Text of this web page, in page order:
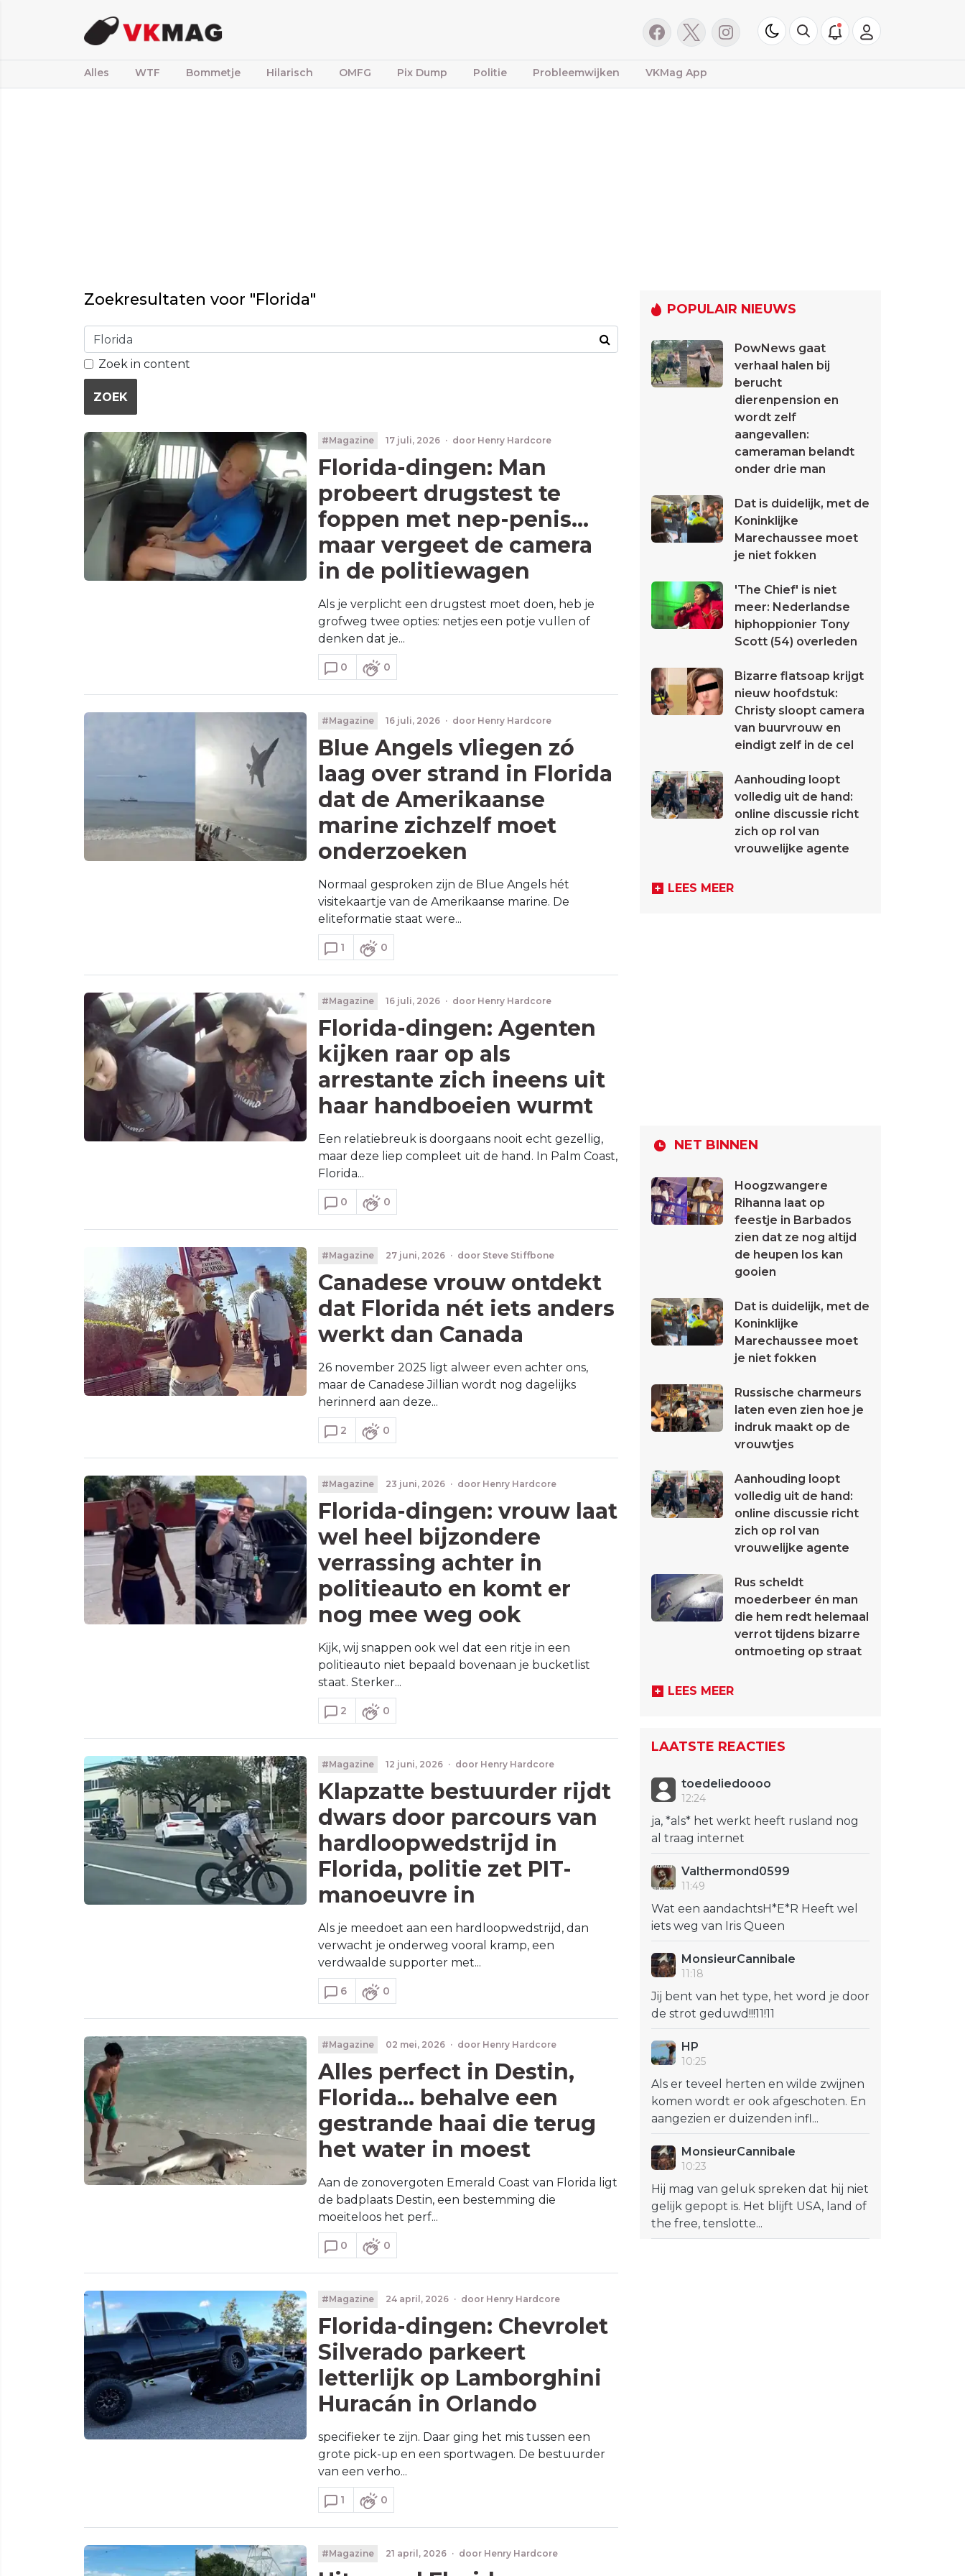
Alles WTF Bommetje Hilarisch OMFG Pix Dump Politie Probleemwijken VKMag App
Zoekresultaten voor "Florida"
Zoek in content
ZOEK
#Magazine 17 juli, 2026 · door Henry Hardcore
Florida-dingen: Man
probeert drugstest te
foppen met nep-penis...
maar vergeet de camera
in de politiewagen
Als je verplicht een drugstest moet doen, heb je
grofweg twee opties: netjes een potje vullen of
denken dat je...
0 0
#Magazine 16 juli, 2026 · door Henry Hardcore
Blue Angels vliegen zó
laag over strand in Florida
dat de Amerikaanse
marine zichzelf moet
onderzoeken
Normaal gesproken zijn de Blue Angels hét
visitekaartje van de Amerikaanse marine. De
eliteformatie staat were...
1 0
#Magazine 16 juli, 2026 · door Henry Hardcore
Florida-dingen: Agenten
kijken raar op als
arrestante zich ineens uit
haar handboeien wurmt
Een relatiebreuk is doorgaans nooit echt gezellig,
maar deze liep compleet uit de hand. In Palm Coast,
Florida...
0 0
#Magazine 27 juni, 2026 · door Steve Stiffbone
Canadese vrouw ontdekt
dat Florida nét iets anders
werkt dan Canada
26 november 2025 ligt alweer even achter ons,
maar de Canadese Jillian wordt nog dagelijks
herinnerd aan deze...
2 0
#Magazine 23 juni, 2026 · door Henry Hardcore
Florida-dingen: vrouw laat
wel heel bijzondere
verrassing achter in
politieauto en komt er
nog mee weg ook
Kijk, wij snappen ook wel dat een ritje in een
politieauto niet bepaald bovenaan je bucketlist
staat. Sterker...
2 0
#Magazine 12 juni, 2026 · door Henry Hardcore
Klapzatte bestuurder rijdt
dwars door parcours van
hardloopwedstrijd in
Florida, politie zet PIT-
manoeuvre in
Als je meedoet aan een hardloopwedstrijd, dan
verwacht je onderweg vooral kramp, een
verdwaalde supporter met...
6 0
#Magazine 02 mei, 2026 · door Henry Hardcore
Alles perfect in Destin,
Florida... behalve een
gestrande haai die terug
het water in moest
Aan de zonovergoten Emerald Coast van Florida ligt
de badplaats Destin, een bestemming die
moeiteloos het perf...
0 0
#Magazine 24 april, 2026 · door Henry Hardcore
Florida-dingen: Chevrolet
Silverado parkeert
letterlijk op Lamborghini
Huracán in Orlando
specifieker te zijn. Daar ging het mis tussen een
grote pick-up en een sportwagen. De bestuurder
van een verho...
1 0
#Magazine 21 april, 2026 · door Henry Hardcore
POPULAIR NIEUWS
PowNews gaat
verhaal halen bij
berucht
dierenpension en
wordt zelf
aangevallen:
cameraman belandt
onder drie man
Dat is duidelijk, met de
Koninklijke
Marechaussee moet
je niet fokken
'The Chief' is niet
meer: Nederlandse
hiphoppionier Tony
Scott (54) overleden
Bizarre flatsoap krijgt
nieuw hoofdstuk:
Christy sloopt camera
van buurvrouw en
eindigt zelf in de cel
Aanhouding loopt
volledig uit de hand:
online discussie richt
zich op rol van
vrouwelijke agente
LEES MEER
NET BINNEN
Hoogzwangere
Rihanna laat op
feestje in Barbados
zien dat ze nog altijd
de heupen los kan
gooien
Dat is duidelijk, met de
Koninklijke
Marechaussee moet
je niet fokken
Russische charmeurs
laten even zien hoe je
indruk maakt op de
vrouwtjes
Aanhouding loopt
volledig uit de hand:
online discussie richt
zich op rol van
vrouwelijke agente
Rus scheldt
moederbeer én man
die hem redt helemaal
verrot tijdens bizarre
ontmoeting op straat
LEES MEER
LAATSTE REACTIES
toedeliedoooo
12:24
ja, *als* het werkt heeft rusland nog
al traag internet
Valthermond0599
11:49
Wat een aandachtsH*E*R Heeft wel
iets weg van Iris Queen
MonsieurCannibale
11:18
Jij bent van het type, het word je door
de strot geduwd!!!11!11
HP
10:25
Als er teveel herten en wilde zwijnen
komen wordt er ook afgeschoten. En
aangezien er duizenden infl...
MonsieurCannibale
10:23
Hij mag van geluk spreken dat hij niet
gelijk gepopt is. Het blijft USA, land of
the free, tenslotte...